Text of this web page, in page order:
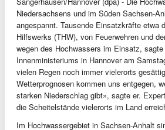
Niedersachsens und im Süden Sachsen-
angespannt. Tausende Einsatzkräfte etwa
Hilfswerks (THW), von Feuerwehren und
wegen des Hochwassers im Einsatz,
Innenministeriums in Hannover am
vielen Regen noch immer vielerorts
Wetterprognosen kommen uns entgegen,
starken Niederschlag gibt», sagte er.
die Scheitelstände vielerorts im Land
Im Hochwassergebiet in Sachsen-Anhalt